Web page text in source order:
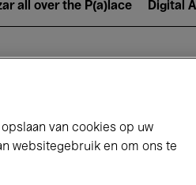
all over the P(a)lace Digital
van cookies op uw
websitegebruik en om ons te